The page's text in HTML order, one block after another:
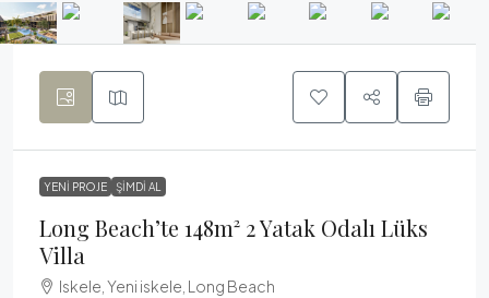
YENI PROJE ŞIMDI AL
Long Beach’te 148m² 2 Yatak Odalı Lüks
Villa
Iskele, Yeni iskele, Long Beach